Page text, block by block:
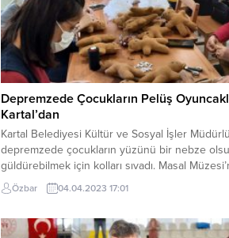
Depremzede Çocukların Pelüş
Kartal’dan
Kartal Belediyesi Kültür ve Sosyal İşler
depremzede çocukların yüzünü bir nebze
güldürebilmek için kolları sıvadı. Masal
düzenlenen oyuncak atölyesinde gönüllülerin
için diktiği pelüş ayıcıklar, teslim edilmek üzere
gerçekleştirilen ‘Oyuncak Atölyesi’, art doll
Özbar 04.04.2023 17:01